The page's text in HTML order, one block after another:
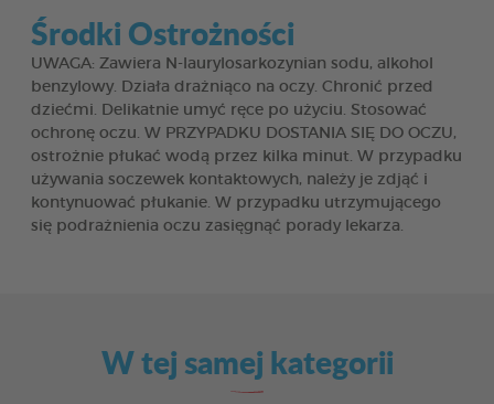
Środki Ostrożności
UWAGA: Zawiera N-laurylosarkozynian sodu, alkohol
benzylowy. Działa drażniąco na oczy. Chronić przed
dziećmi. Delikatnie umyć ręce po użyciu. Stosować
ochronę oczu. W PRZYPADKU DOSTANIA SIĘ DO OCZU,
ostrożnie płukać wodą przez kilka minut. W przypadku
używania soczewek kontaktowych, należy je zdjąć i
kontynuować płukanie. W przypadku utrzymującego
się podrażnienia oczu zasięgnąć porady lekarza.
W tej samej kategorii